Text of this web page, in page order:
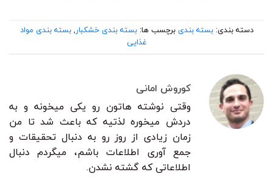
دسته بندی:بسته بندی برچسب ها:بسته بندی خشکبار,بسته بندی مواد
غذایی
کوروش امانی
وقتی نوشته هاتون رو یکی میخونه و به
دردش میخوره لذتیه که باعث شد تا من
زمان زیادی از روز رو به دنبال تحقیقات و
جمع آوری اطلاعات باشم، میگردم دنبال
اطلاعاتی که گشته نشدن.